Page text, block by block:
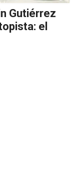
Gutiérrez
el